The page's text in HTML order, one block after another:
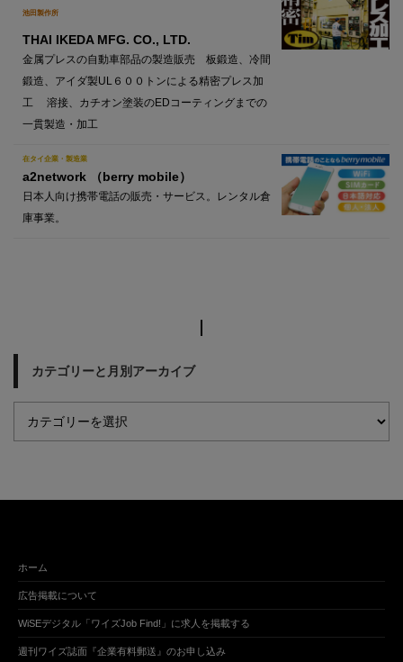
池田製作所
THAI IKEDA MFG. CO., LTD.
金属プレスの自動車部品の製造販売 板鍛造、冷間
鍛造、アイダ製UL６００トンによる精密プレス加
工 溶接、カチオン塗装のEDコーティングまでの
一貫製造・加工
在タイ企業・製造業
a2network （berry mobile）
日本人向け携帯電話の販売・サービス。レンタル倉
庫事業。
カテゴリーと月別アーカイブ
ホーム
広告掲載について
WiSEデジタル「ワイズJob Find!」に求人を掲載する
週刊ワイズ誌面『企業有料郵送』のお申し込み